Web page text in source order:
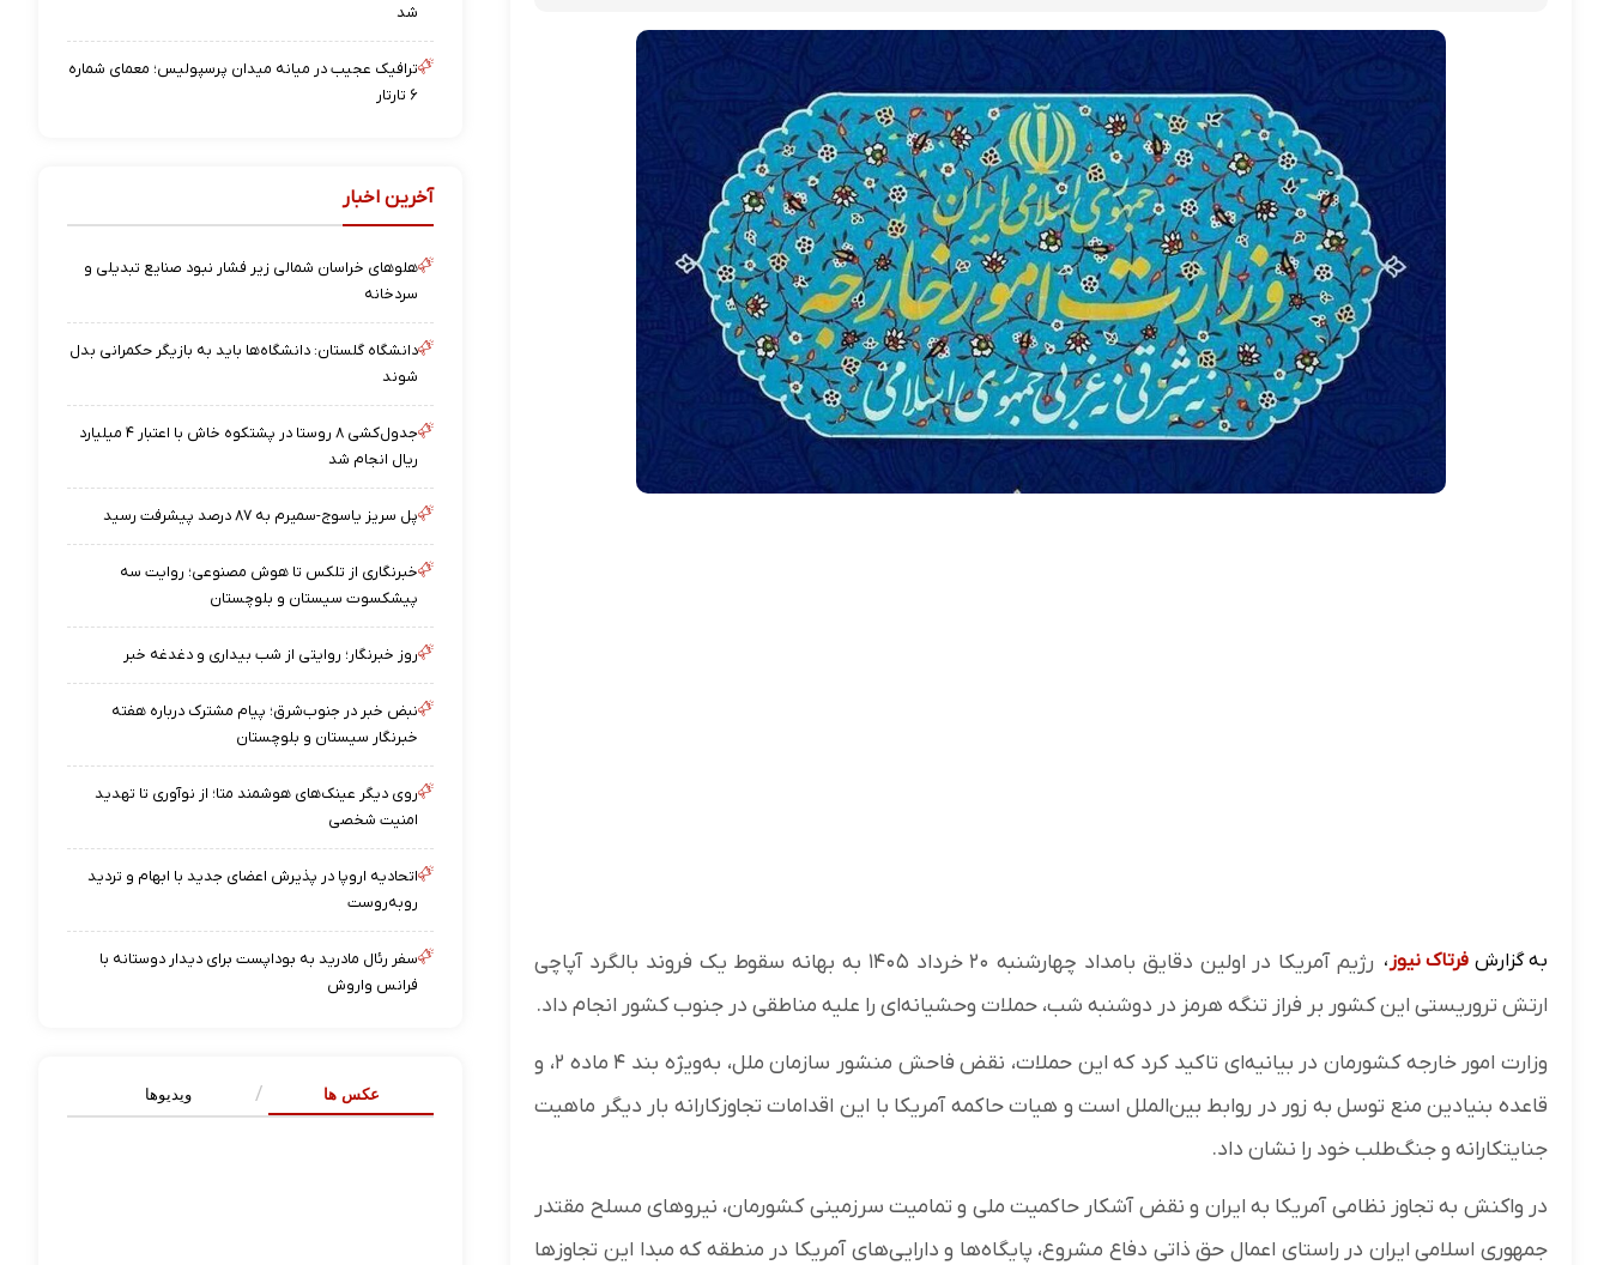
به گزارش فرتاک نیوز ،
رژیم آمریکا در اولین دقایق بامداد چهارشنبه ۲۰ خرداد ۱۴۰۵ به بهانه سقوط یک فروند بالگرد آپاچی
ارتش تروریستی این کشور بر فراز تنگه هرمز در دوشنبه شب، حملات وحشیانه‌ای را علیه مناطقی در جنوب کشور انجام داد.
وزارت امور خارجه کشورمان در بیانیه‌ای تاکید کرد که این حملات، نقض فاحش منشور سازمان ملل، به‌ویژه بند ۴ ماده ۲، و
قاعده بنیادین منع توسل به زور در روابط بین‌الملل است و هیات حاکمه آمریکا با این اقدامات تجاوزکارانه بار دیگر ماهیت
جنایتکارانه و جنگ‌طلب خود را نشان داد.
در واکنش به تجاوز نظامی آمریکا به ایران و نقض آشکار حاکمیت ملی و تمامیت سرزمینی کشورمان، نیروهای مسلح مقتدر
جمهوری اسلامی ایران در راستای اعمال حق ذاتی دفاع مشروع، پایگاه‌ها و دارایی‌های آمریکا در منطقه که مبدا این تجاوزها
شد
ترافیک عجیب در میانه میدان پرسپولیس؛ معمای شماره
۶ تارتار
آخرین اخبار
هلوهای خراسان شمالی زیر فشار نبود صنایع تبدیلی و
سردخانه
دانشگاه گلستان: دانشگاه‌ها باید به بازیگر حکمرانی بدل
شوند
جدول‌کشی ۸ روستا در پشتکوه خاش با اعتبار ۴ میلیارد
ریال انجام شد
پل سریز یاسوج-سمیرم به ۸۷ درصد پیشرفت رسید
خبرنگاری از تلکس تا هوش مصنوعی؛ روایت سه
پیشکسوت سیستان و بلوچستان
روز خبرنگار؛ روایتی از شب‌ بیداری و دغدغه خبر
نبض خبر در جنوب‌شرق؛ پیام مشترک درباره هفته
خبرنگار سیستان‌ و بلوچستان
روی دیگر عینک‌های هوشمند متا؛ از نوآوری تا تهدید
امنیت شخصی
اتحادیه اروپا در پذیرش اعضای جدید با ابهام و تردید
روبه‌روست
سفر رئال مادرید به بوداپست برای دیدار دوستانه با
فرانس واروش
عکس ها ویدیوها